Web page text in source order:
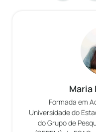
Maria
Formada em
Universidade do
do Grupo de